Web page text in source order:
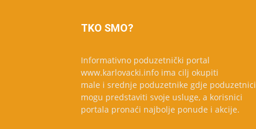
TKO SMO?
Informativno poduzetnički portal
www.karlovacki.info ima cilj okupiti
male i srednje poduzetnike gdje poduzetnici
mogu predstaviti svoje usluge, a korisnici
portala pronaći najbolje ponude i akcije.